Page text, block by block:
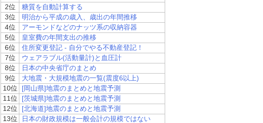
2位
糖質を自動計算する
3位
明治から平成の歳入、歳出の年間推移
4位
アーモンドなどのナッツ系の収納容器
5位
皇室費の年間支出の推移
6位
住所変更登記 - 自分でやる不動産登記！
7位
ウェアラブル(活動量計)と血圧計
8位
日本の中央省庁のまとめ
9位
大地震・大規模地震の一覧(震度6以上)
10位
[岡山県]地震のまとめと地震予測
11位
[茨城県]地震のまとめと地震予測
12位
[北海道]地震のまとめと地震予測
13位
日本の財政規模は一般会計の規模ではない